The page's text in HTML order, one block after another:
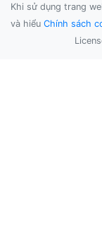
Khi sử dụng trang
và hiểu Chính sách